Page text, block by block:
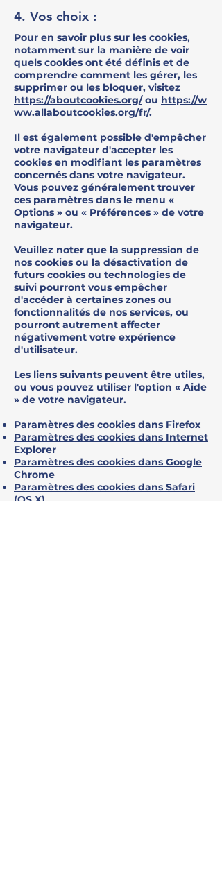
4. Vos choix :
Pour en savoir plus sur les cookies,
notamment sur la manière de voir
quels cookies ont été définis et de
comprendre comment les gérer, les
supprimer ou les bloquer, visitez
https://aboutcookies.org/ou https://w
ww.allaboutcookies.org/fr/.
Il est également possible d'empêcher
votre navigateur d'accepter les
cookies en modifiant les paramètres
concernés dans votre navigateur.
Vous pouvez généralement trouver
ces paramètres dans le menu «
Options » ou « Préférences » de votre
navigateur.
Veuillez noter que la suppression de
nos cookies ou la désactivation de
futurs cookies ou technologies de
suivi pourront vous empêcher
d'accéder à certaines zones ou
fonctionnalités de nos services, ou
pourront autrement affecter
négativement votre expérience
d'utilisateur.
Les liens suivants peuvent être utiles,
ou vous pouvez utiliser l'option « Aide
» de votre navigateur.
Paramètres des cookies dans Firefox
Paramètres des cookies dans Internet
Explorer
Paramètres des cookies dans Google
Chrome
Paramètres des cookies dans Safari
(OS X)